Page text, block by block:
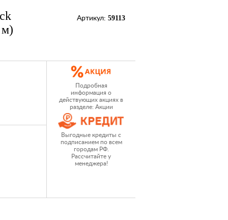
м)
Артикул: 59113
Подробная
информация о
действующих акциях в
разделе: Акции
Выгодные кредиты с
подписанием по всем
городам РФ.
Рассчитайте у
менеджера!